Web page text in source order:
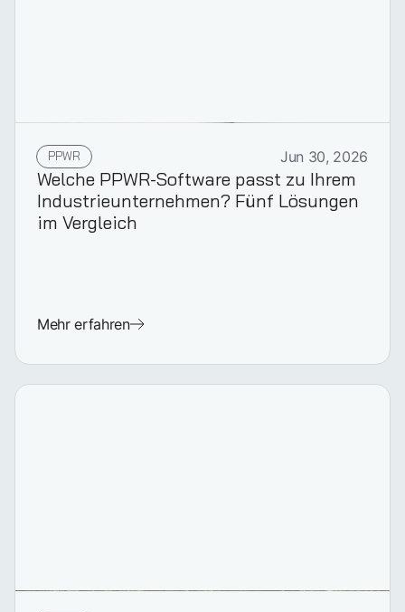
PPWR Jun 30, 2026
Welche PPWR-Software passt zu Ihrem
Industrieunternehmen? Fünf Lösungen
im Vergleich
Mehr erfahren